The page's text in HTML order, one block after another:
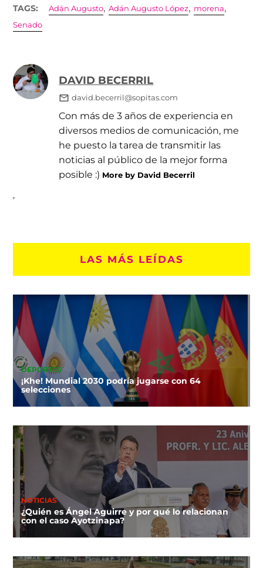
TAGS: Adán Augusto,Adán Augusto López, morena,
Senado
DAVID BECERRIL
david.becerril@sopitas.com
Con más de 3 años de experiencia en
diversos medios de comunicación, me
he puesto la tarea de transmitir las
noticias al público de la mejor forma
posible :) More by David Becerril
LAS MÁS LEÍDAS
DEPORTES
¡Khe! Mundial 2030 podría jugarse con 64
selecciones
NOTICIAS
¿Quién es Ángel Aguirre y por qué lo relacionan
con el caso Ayotzinapa?